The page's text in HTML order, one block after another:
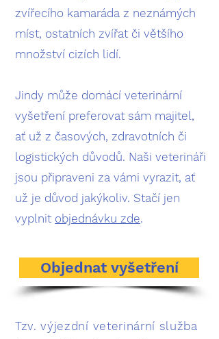
zvířecího kamaráda z neznámých
míst, ostatních zvířat či většího
množství cizích lidí.
Jindy může domácí veterinární
vyšetření preferovat sám majitel,
ať už z časových, zdravotních či
logistických důvodů.​ Naši veterináři
jsou připraveni za vámi vyrazit, ať
už je důvod jakýkoliv. Stačí jen
vyplnit objednávku zde.
Objednat vyšetření
Tzv. výjezdní veterinární služba